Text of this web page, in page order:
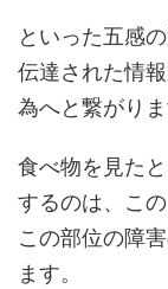
といった五感
伝達された情
為へと繋がりま
食べ物を見た
するのは、こ
この部位の障
ます。